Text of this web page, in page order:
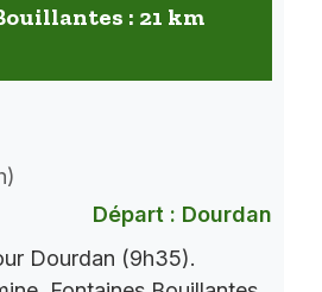
: 21 km
Départ : Dourdan
Dourdan (9h35).